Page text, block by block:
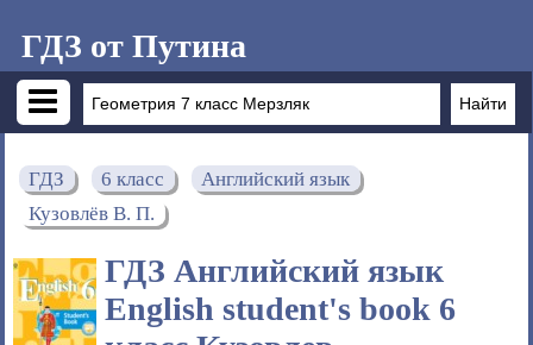
ГДЗ от Путина
ГДЗ 6 класс
Английский язык
Кузовлёв В. П.
ГДЗ Английский язык
English student's book 6